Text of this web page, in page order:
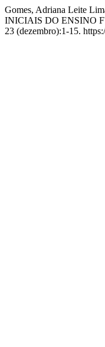
Gomes, Adriana Leite
INICIAIS DO ENSINO
23 (dezembro):1-15.